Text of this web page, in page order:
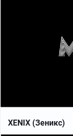
XENIX (Зеникс)